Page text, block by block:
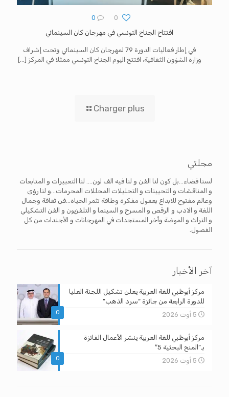
0
0
افتتاح الجناح التونسي في مهرجان كان السينمائي
في إطار فعاليات الدورة 79 لمهرجان كان السينمائي وتحت إشراف
وزارة الشؤون الثقافية، افتتح اليوم الجناح التونسي ممثلا في المركز […]
Charger plus
مجلتي
لسنا فضاء...بل كون لنا الفن و لنا فيه الف لون.... لنا التعبيرات و المتابعات
و المناقشات و التحيينات و التحليلات المحللات المحرمات...و لنا رؤى
وعالم مفتوح للابداع بعقول مفكرة وطاقة تثمر الحياة...فن ثقافة وجمال
اللغة و الادب و الرقص و المسرح و السينما و التلفزيون و الفن التشكيلي
و التراث و الموضة وأخر المستجدات في المهرجانات و الأجندات من كل
الفصول.
آخر الأخبار
0
مركز أبوظبي للغة العربية يعلن تشكيل اللجنة العليا
للدورة الرابعة من جائزة “سرد الذهب”
5 أوت 2026
0
مركز أبوظبي للغة العربية ينشر الأعمال الفائزة
بـ”المنح البحثية 5″
5 أوت 2026